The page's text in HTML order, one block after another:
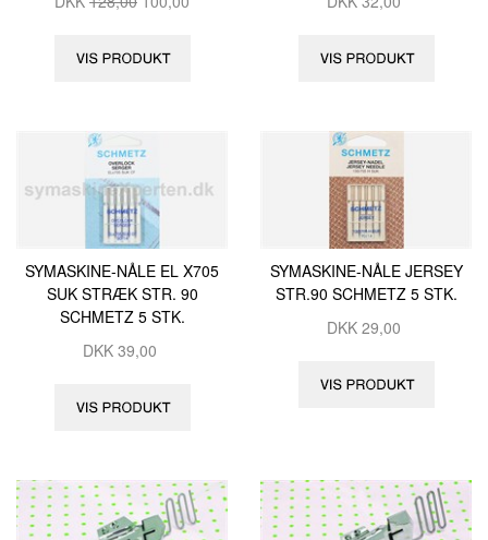
SYMASKINE-NÅLE EL X705
SUK STRÆK STR. 90
SCHMETZ 5 STK.
DKK 39,00
SYMASKINE-NÅLE JERSEY
STR.90 SCHMETZ 5 STK.
DKK 29,00